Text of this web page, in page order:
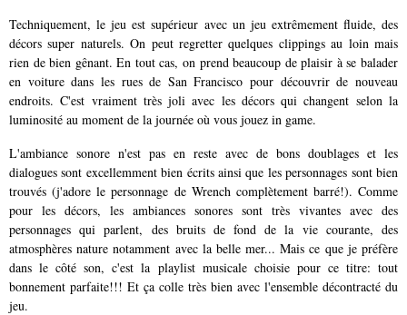
Techniquement, le jeu est supérieur avec un jeu extrêmement fluide, des
décors super naturels. On peut regretter quelques clippings au loin mais
rien de bien gênant. En tout cas, on prend beaucoup de plaisir à se balader
en voiture dans les rues de San Francisco pour découvrir de nouveau
endroits. C'est vraiment très joli avec les décors qui changent selon la
luminosité au moment de la journée où vous jouez in game.
L'ambiance sonore n'est pas en reste avec de bons doublages et les
dialogues sont excellemment bien écrits ainsi que les personnages sont bien
trouvés (j'adore le personnage de Wrench complètement barré!). Comme
pour les décors, les ambiances sonores sont très vivantes avec des
personnages qui parlent, des bruits de fond de la vie courante, des
atmosphères nature notamment avec la belle mer... Mais ce que je préfère
dans le côté son, c'est la playlist musicale choisie pour ce titre: tout
bonnement parfaite!!! Et ça colle très bien avec l'ensemble décontracté du
jeu.